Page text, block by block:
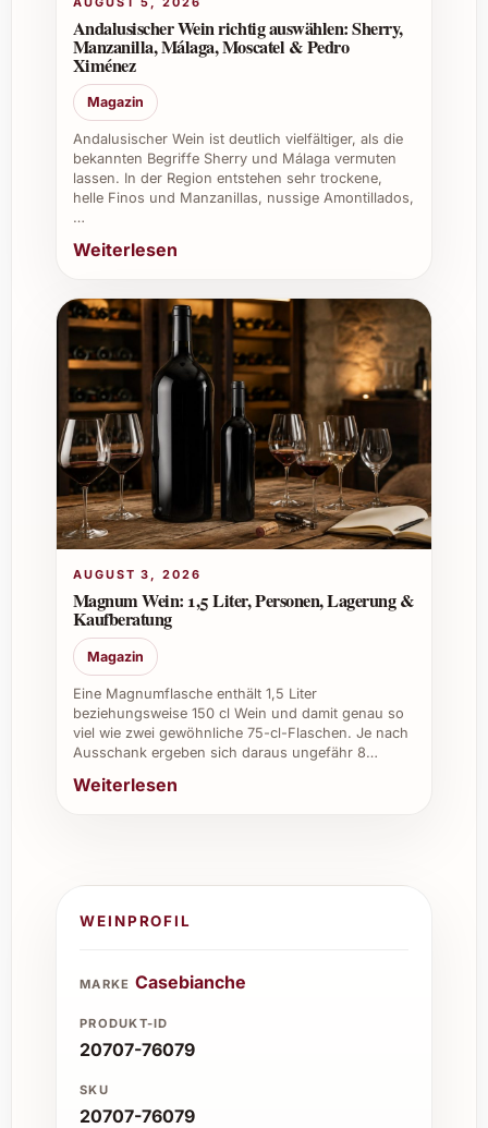
Kundengesprächen, da er sowohl Eleganz als
auch italienische Leidenschaft vermittelt. Für
Caterings und Gastronomiebetriebe bietet er
eine spannende Ergänzung im Sortiment, um
anspruchsvolle Weinliebhaber zu
überzeugen.
Bestellen Sie den Casebianche Cilento
Aglianico Cupersito 2021 jetzt und entdecken
Sie das unverwechselbare Erlebnis eines
Andalusischer Wein richtig auswählen: Sherry,
Manzanilla, Málaga, Moscatel & Pedro
Ximénez
Magazin
Andalusischer Wein ist deutlich vielfältiger, als die
bekannten Begriffe Sherry und Málaga vermuten
lassen. In der Region entstehen sehr trockene,
helle Finos und Manzanillas, nussige Amontillados,
…
Weiterlesen
AUGUST 3, 2026
Magnum Wein: 1,5 Liter, Personen, Lagerung &
Kaufberatung
Magazin
Eine Magnumflasche enthält 1,5 Liter
beziehungsweise 150 cl Wein und damit genau so
viel wie zwei gewöhnliche 75-cl-Flaschen. Je nach
Ausschank ergeben sich daraus ungefähr 8…
Weiterlesen
WEINPROFIL
MARKE Casebianche
PRODUKT-ID
20707-76079
SKU
20707-76079